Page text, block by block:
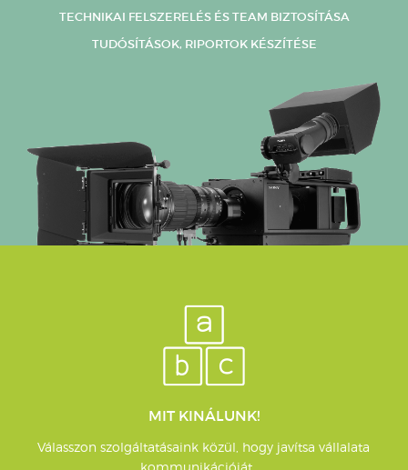
TECHNIKAI FELSZERELÉS ÉS TEAM BIZTOSÍTÁSA
TUDÓSÍTÁSOK, RIPORTOK KÉSZÍTÉSE
MIT KINÁLUNK!
Válasszon szolgáltatásaink közül, hogy javítsa vállalata